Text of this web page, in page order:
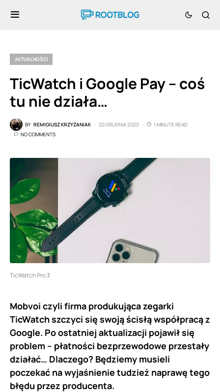
AKTUALNOŚCI
TicWatch i Google Pay – coś
tu nie działa…
BY REMIGIUSZ KRZYŻANIAK 20 GRUDNIA 2020
1 MINUTE READ
NO COMMENTS
TicWatch Pro 3
Mobvoi czyli firma produkująca zegarki
TicWatch szczyci się swoją ścisłą współpracą z
Google. Po ostatniej aktualizacji pojawił się
problem – płatności bezprzewodowe przestały
działać… Dlaczego? Będziemy musieli
poczekać na wyjaśnienie tudzież naprawę tego
błędu przez producenta.